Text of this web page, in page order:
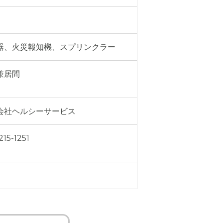
、火災報知機、スプリンクラー
居間
社ヘルシーサービス
1251